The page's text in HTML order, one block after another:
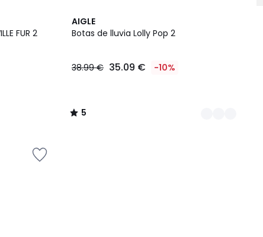
FUR 2
AIGLE
Botas de lluvia Lolly Pop 2
38.99 € 35.09 € -10%
5
/
5
Colores
5
/